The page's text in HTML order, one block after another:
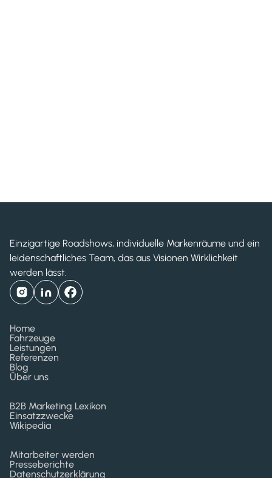
Einzigartige Roadshows, individuelle Markenräume und ein
leidenschaftliches Team, das aus Visionen Wirklichkeit
werden lässt.
Home
Fahrzeuge
Leistungen
Referenzen
Blog
Über uns
B2B Marketing Lexikon
Einsatzzwecke
Wikipedia
Mitarbeiter werden
Presseberichte
Datenschutzerklärung